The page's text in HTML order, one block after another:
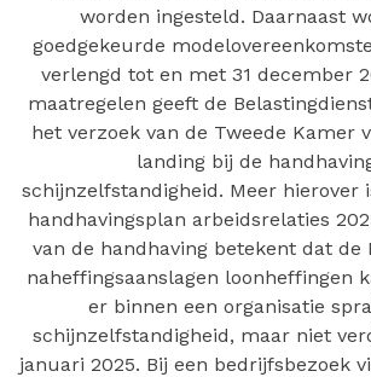
worden ingesteld. Daarnaast
goedgekeurde
verlengd tot en met 31 december
maatregelen geeft de
het verzoek van de Tweede Kamer
landing bij de
schijnzelfstandigheid. Meer hierover
handhavingsplan arbeidsrelaties
van de handhaving betekent dat de
naheffingsaanslagen loonheffingen
er binnen een organisatie
schijnzelfstandigheid, maar niet
januari 2025. Bij een bedrijfsbezoek